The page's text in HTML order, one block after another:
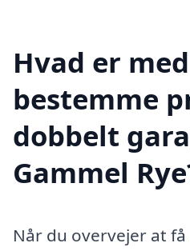
Hvad er
bestemme
dobbelt
Gammel
Når du overvejer at